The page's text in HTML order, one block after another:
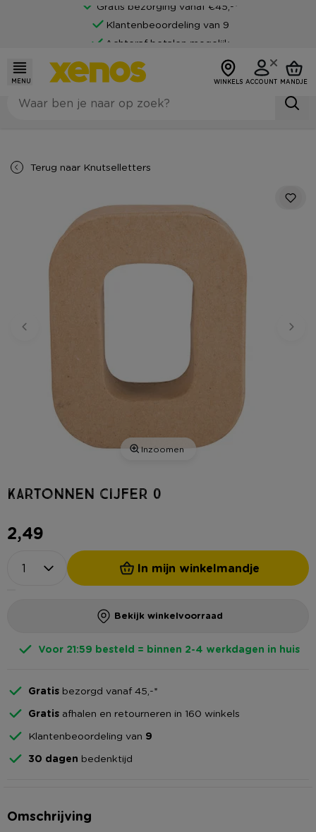
Gratis bezorging vanaf €45,-*
Klantenbeoordeling van 9
Achteraf betalen mogelijk
MENU WINKELS ACCOUNT MANDJE
Terug naar Knutselletters
Inzoomen
Kartonnen cijfer 0
2,49
In mijn winkelmandje
Bekijk winkelvoorraad
Voor 21:59 besteld = binnen 2-4 werkdagen in huis
Gratis bezorgd vanaf 45,-*
Gratis afhalen en retourneren in 160 winkels
Klantenbeoordeling van 9
30 dagen bedenktijd
Omschrijving